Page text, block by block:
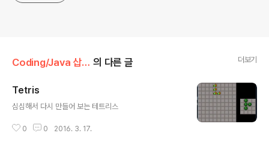
Coding/Java 삽질기 의 다른 글 더보기
Tetris
심심해서 다시 만들어 보는 테트리스
0 0 2016. 3. 17.